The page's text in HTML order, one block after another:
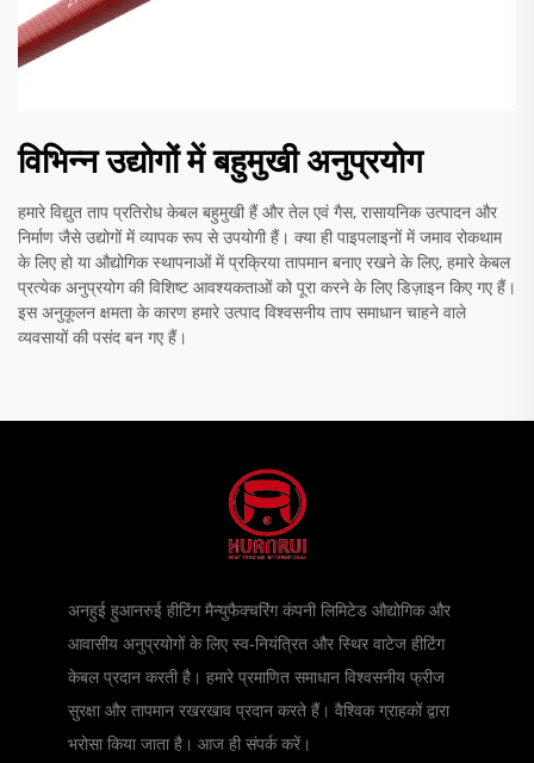
विभिन्न उद्योगों में बहुमुखी अनुप्रयोग
हमारे विद्युत ताप प्रतिरोध केबल बहुमुखी हैं और तेल एवं गैस, रासायनिक उत्पादन और
निर्माण जैसे उद्योगों में व्यापक रूप से उपयोगी हैं। क्या ही पाइपलाइनों में जमाव रोकथाम
के लिए हो या औद्योगिक स्थापनाओं में प्रक्रिया तापमान बनाए रखने के लिए, हमारे केबल
प्रत्येक अनुप्रयोग की विशिष्ट आवश्यकताओं को पूरा करने के लिए डिज़ाइन किए गए हैं।
इस अनुकूलन क्षमता के कारण हमारे उत्पाद विश्वसनीय ताप समाधान चाहने वाले
व्यवसायों की पसंद बन गए हैं।
अनहुई हुआनरुई हीटिंग मैन्युफैक्चरिंग कंपनी लिमिटेड औद्योगिक और
आवासीय अनुप्रयोगों के लिए स्व-नियंत्रित और स्थिर वाटेज हीटिंग
केबल प्रदान करती है। हमारे प्रमाणित समाधान विश्वसनीय फ्रीज
सुरक्षा और तापमान रखरखाव प्रदान करते हैं। वैश्विक ग्राहकों द्वारा
भरोसा किया जाता है। आज ही संपर्क करें।